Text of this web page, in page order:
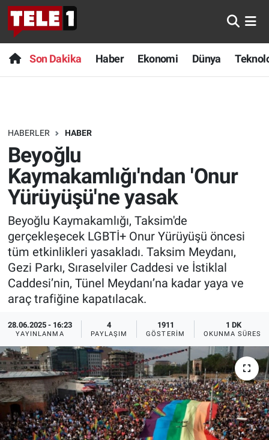
Son Dakika Haber Ekonomi Dünya
HABERLER HABER
Beyoğlu
Kaymakamlığı'ndan 'Onur
Yürüyüşü'ne yasak
Beyoğlu Kaymakamlığı, Taksim'de
gerçekleşecek LGBTİ+ Onur Yürüyüşü öncesi
tüm etkinlikleri yasakladı. Taksim Meydanı,
Gezi Parkı, Sıraselviler Caddesi ve İstiklal
Caddesi’nin, Tünel Meydanı’na kadar yaya ve
araç trafiğine kapatılacak.
28.06.2025 - 16:23
YAYINLANMA
4
PAYLAŞIM
1911
GÖSTERIM
1 DK
OKUNMA SÜRESI
Anında Manşet
Başka Sohbetler
Bilim turu
Bilim ve Teknoloji Evreni
Doğa Konuşuyor
Dünya
Ege Saati
Ege'den Esintiler
Eğitim
Eğlence
Ekonomi
Forum
Son Dakika
Haber
Dünya
Teknoloji
Sağlık
Spor
Yayın Akışı
İletişim
Nöbetçi Eczaneler
Hava Durumu
Trafik Durumu
Süper Lig Puan Durumu ve Fikstür
Tüm Manşetler
Son Dakika Haberleri
Haber Arşivi